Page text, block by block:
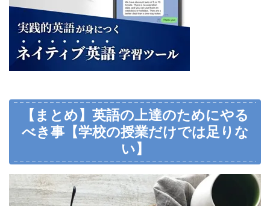
【まとめ】英語の上達のためにやる
べき事【学校の授業だけでは足りな
い】